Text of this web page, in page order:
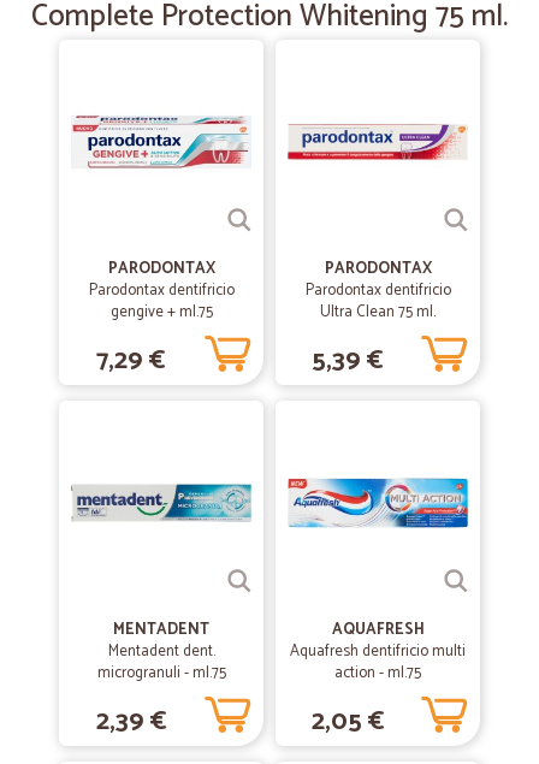
non c'è nulla da aggiungere ottimo servizio fino adesso
Complete Protection Whitening 75 ml.
PARODONTAX
Parodontax dentifricio
gengive + ml.75
7,29 €
PARODONTAX
Parodontax dentifricio
Ultra Clean 75 ml.
5,39 €
MENTADENT
Mentadent dent.
microgranuli - ml.75
2,39 €
AQUAFRESH
Aquafresh dentifricio multi
action - ml.75
2,05 €